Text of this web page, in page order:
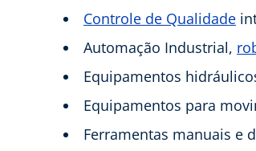
Controle de Qualidade
Automação Industrial,
Equipamentos
Equipamentos para
Ferramentas manuais e